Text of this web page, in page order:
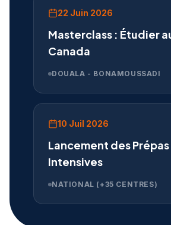
22 Juin 2026
Masterclass : Étudier
Canada
DOUALA - BONAMOUSSADI
10 Juil 2026
Lancement des Prépas
Intensives
NATIONAL (+35 CENTRES)